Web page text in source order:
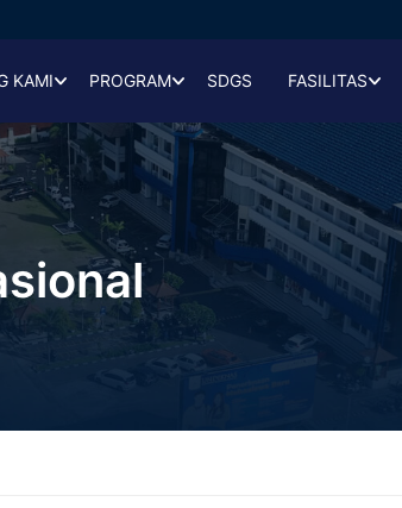
KAMI PROGRAM SDGS FASILITAS